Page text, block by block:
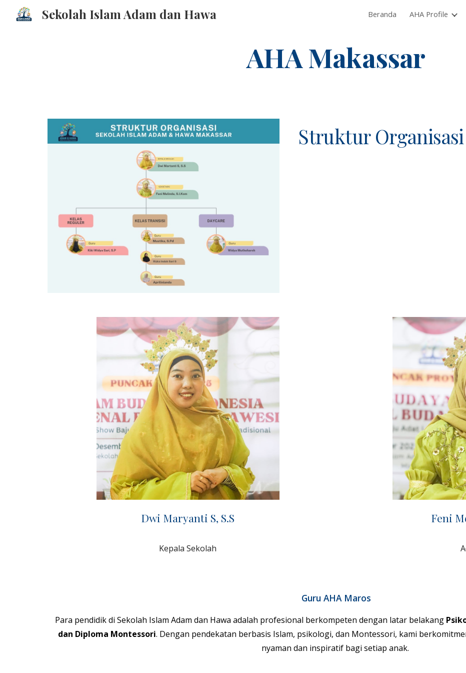
Skip to main content Skip to navigation
Sekolah Islam Adam dan Hawa Beranda AHA Profile
AHA Makassar
Struktur
Dwi Maryanti S, S.S
Kepala Sekolah
Feni
Guru AHA Maros
Para pendidik di Sekolah Islam Adam dan Hawa adalah profesional berkompeten dengan latar belakang
dan Diploma Montessori. Dengan pendekatan berbasis Islam, psikologi, dan Montessori, kami
nyaman dan inspiratif bagi setiap anak.